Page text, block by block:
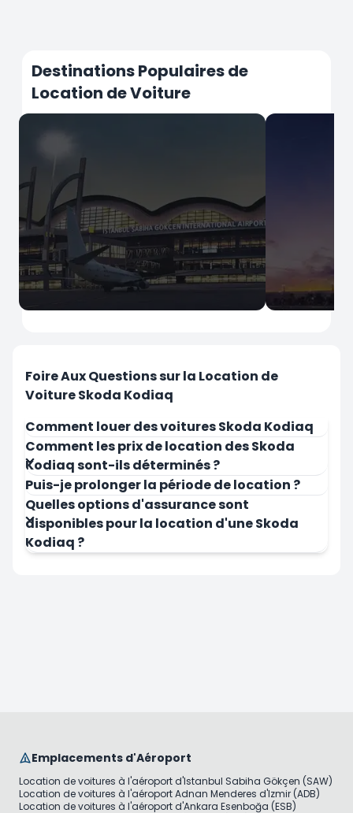
Destinations Populaires de
Location de Voiture
Louer Maintenant Louer
Foire Aux Questions sur la Location de
Voiture Skoda Kodiaq
Comment louer des voitures Skoda Kodiaq
Comment les prix de location des Skoda
Kodiaq sont-ils déterminés ?
Puis-je prolonger la période de location ?
Quelles options d'assurance sont
disponibles pour la location d'une Skoda
Kodiaq ?
Emplacements d'Aéroport
Location de voitures à l'aéroport d'Istanbul Sabiha Gökçen (SAW)
Location de voitures à l'aéroport Adnan Menderes d'Izmir (ADB)
Location de voitures à l'aéroport d'Ankara Esenboğa (ESB)